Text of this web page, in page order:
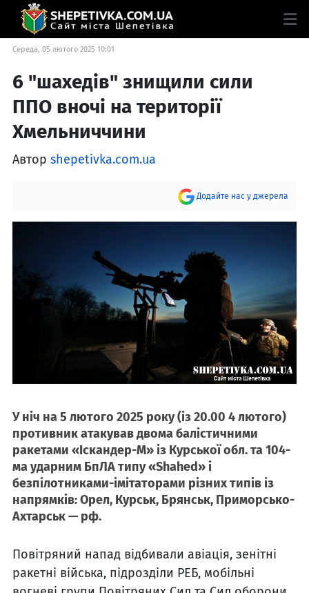
Середа, 05 лютого 2025 10:01
6 "шахедів" знищили сили
ППО вночі на території
Хмельниччини
Автор shepetivka.com.ua
Додайте нас у джерела
У ніч на 5 лютого 2025 року (із 20.00 4 лютого)
противник атакував двома балістичними
ракетами «Іскандер-М» із Курської обл. та 104-
ма ударним БпЛА типу «Shahed» і
безпілотниками-імітаторами різних типів із
напрямків: Орел, Курськ, Брянськ, Приморсько-
Ахтарськ — рф.
Повітряний напад відбивали авіація, зенітні
ракетні війська, підрозділи РЕБ, мобільні